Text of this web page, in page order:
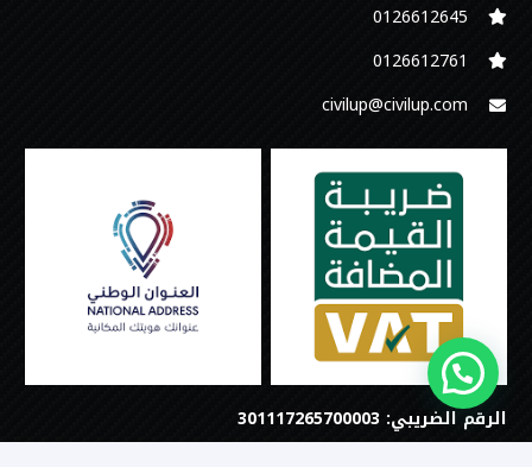
0126612645‬
‭0126612761
civilup@civilup.com
الرقم الضريبي: 301117265700003